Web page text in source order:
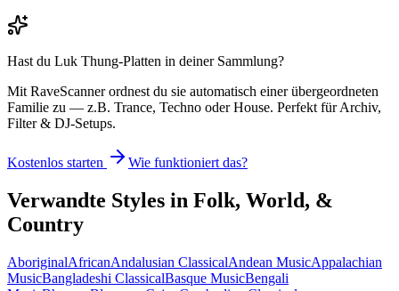
Hast du Luk Thung-Platten in deiner Sammlung?
Mit RaveScanner ordnest du sie automatisch einer übergeordneten
Familie zu — z.B. Trance, Techno oder House. Perfekt für Archiv,
Filter & DJ-Setups.
Kostenlos starten Wie funktioniert das?
Verwandte Styles in Folk, World, &
Country
AboriginalAfricanAndalusian ClassicalAndean MusicAppalachian
MusicBangladeshi ClassicalBasque MusicBengali